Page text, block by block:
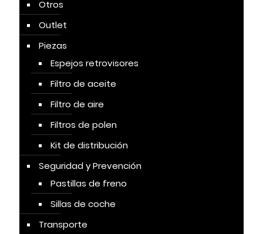
Otros
Outlet
Piezas
Espejos retrovisores
Filtro de aceite
Filtro de aire
Filtros de polen
Kit de distribución
Seguridad y Prevención
Pastillas de freno
Sillas de coche
Transporte